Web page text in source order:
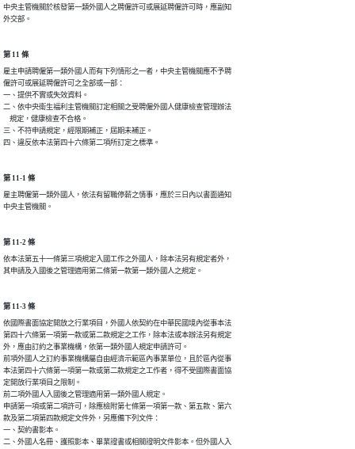
中央主管機關於核發第一類外國人之聘僱許可或展延聘僱許可時，應副知
外交部。
第 11 條
雇主申請聘僱第一類外國人而有下列情形之一者，中央主管機關應不予聘
僱許可或展延聘僱許可之全部或一部：
一、提供不實或失效資料。
二、依中央衛生福利主管機關訂定相關之受聘僱外國人健康檢查管理辦法
    規定，健康檢查不合格。
三、不符申請規定，經限期補正，屆期未補正。
四、違反依本法第四十六條第二項所訂定之標準。
第 11-1 條
雇主聘僱第一類外國人，依法有留職停薪之情事，應於三日內以書面通知
中央主管機關。
第 11-2 條
依本法第五十一條第三項規定入國工作之外國人，除本法另有規定者外，
其申請及入國後之管理適用第二條第一款第一類外國人之規定。
第 11-3 條
依國際書面協定開放之行業項目，外國人依契約在中華民國境內從事本法
第四十六條第一項第一款或第二款規定之工作，除本法或本辦法另有規定
外，應由訂約之事業機構，依第一類外國人規定申請許可。
前項外國人之訂約事業機構屬自由經濟示範區內事業單位，且於區內從事
本法第四十六條第一項第一款或第二款規定之工作者，得不受國際書面協
定開放行業項目之限制。
前二項外國人入國後之管理適用第一類外國人規定。
申請第一項或第二項許可，除應檢附第七條第一項第一款、第五款、第六
款及第二項第四款規定文件外，另應備下列文件：
一、契約書影本。
二、外國人名冊、護照影本、畢業證書或相關證明文件影本。但外國人入